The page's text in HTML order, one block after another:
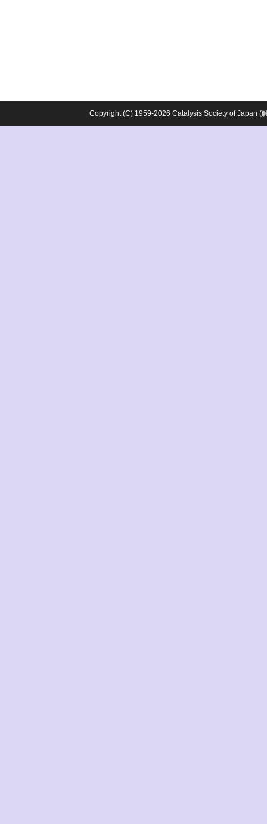
Copyright (C) 1959-2026 Catalysis Society of Japan (